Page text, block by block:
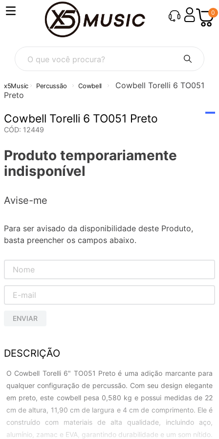
0
O que você procura?
Percussão Cowbell
Cowbell Torelli 6 TO051
Preto
Cowbell Torelli 6 TO051 Preto
CÓD: 12449
Produto temporariamente
indisponível
Avise-me
Para ser avisado da disponibilidade deste Produto,
basta preencher os campos abaixo.
ENVIAR
DESCRIÇÃO
O Cowbell Torelli 6" TO051 Preto é uma adição marcante para
qualquer configuração de percussão. Com seu design elegante
em preto, este cowbell pesa 0,580 kg e possui medidas de 22
cm de altura, 11,90 cm de largura e 4 cm de comprimento. Ele é
construído com materiais de alta qualidade, incluindo aço,
alumínio, zamac e EVA, garantindo durabilidade e um som nítido.